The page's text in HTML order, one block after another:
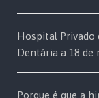
Hospital Privado
Dentária a 18 de
Porque é que a